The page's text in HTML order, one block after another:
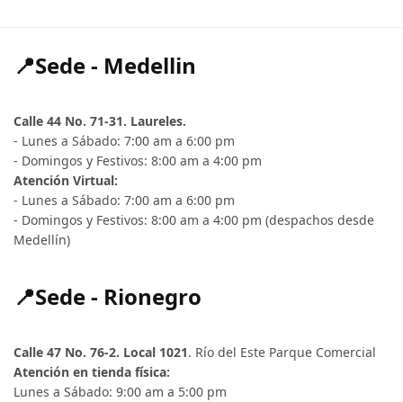
📍Sede - Medellin
Calle 44 No. 71-31. Laureles.
- Lunes a Sábado: 7:00 am a 6:00 pm
- Domingos y Festivos: 8:00 am a 4:00 pm
Atención Virtual:
- Lunes a Sábado: 7:00 am a 6:00 pm
- Domingos y Festivos: 8:00 am a 4:00 pm (despachos desde
Medellín)
📍Sede - Rionegro
Calle 47 No. 76-2. Local 1021. Río del Este Parque Comercial
Atención en tienda física:
Lunes a Sábado: 9:00 am a 5:00 pm